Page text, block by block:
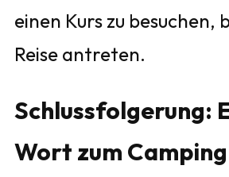
einen Kurs zu besuchen,
Reise antreten.
Schlussfolgerung:
Wort zum